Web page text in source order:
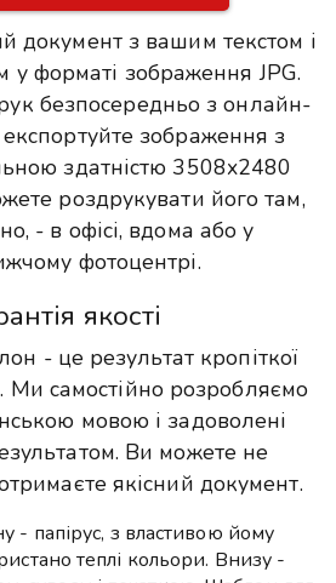
документ з вашим текстом і
форматі зображення JPG.
безпосередньо з онлайн-
зображення з
здатністю 3508x2480
роздрукувати його там,
- в офісі, вдома або у
фотоцентрі.
якості
- це результат кропіткої
Ми самостійно розробляємо
мовою і задоволені
Ви можете не
якісний документ.
- папірус, з властивою йому
теплі кольори. Внизу -